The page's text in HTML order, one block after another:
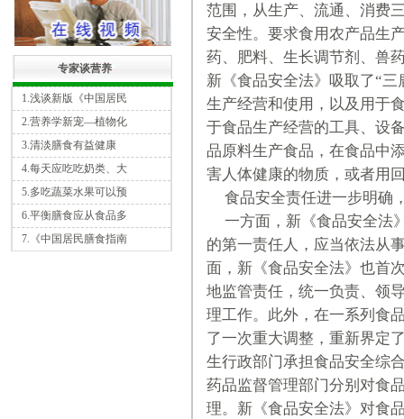
专家谈营养
1.浅谈新版《中国居民
2.营养学新宠—植物化
3.清淡膳食有益健康
4.每天应吃吃奶类、大
5.多吃蔬菜水果可以预
6.平衡膳食应从食品多
7.《中国居民膳食指南
范围，从生产、流通、消费
安全性。要求食用农产品生
药、肥料、生长调节剂、兽
新《食品安全法》吸取了“
生产经营和使用，以及用于
于食品生产经营的工具、设
品原料生产食品，在食品中
害人体健康的物质，或者用
食品安全责任进一步明确
一方面，新《食品安全法
的第一责任人，应当依法从
面，新《食品安全法》也首
地监管责任，统一负责、领
理工作。此外，在一系列食
了一次重大调整，重新界定
生行政部门承担食品安全综
药品监督管理部门分别对食
理。新《食品安全法》对食